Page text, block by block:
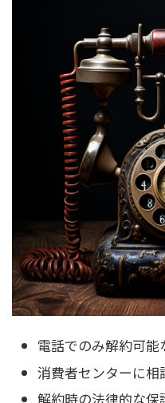
電話でのみ解約可
消費者センターに
解約時の法律的な保